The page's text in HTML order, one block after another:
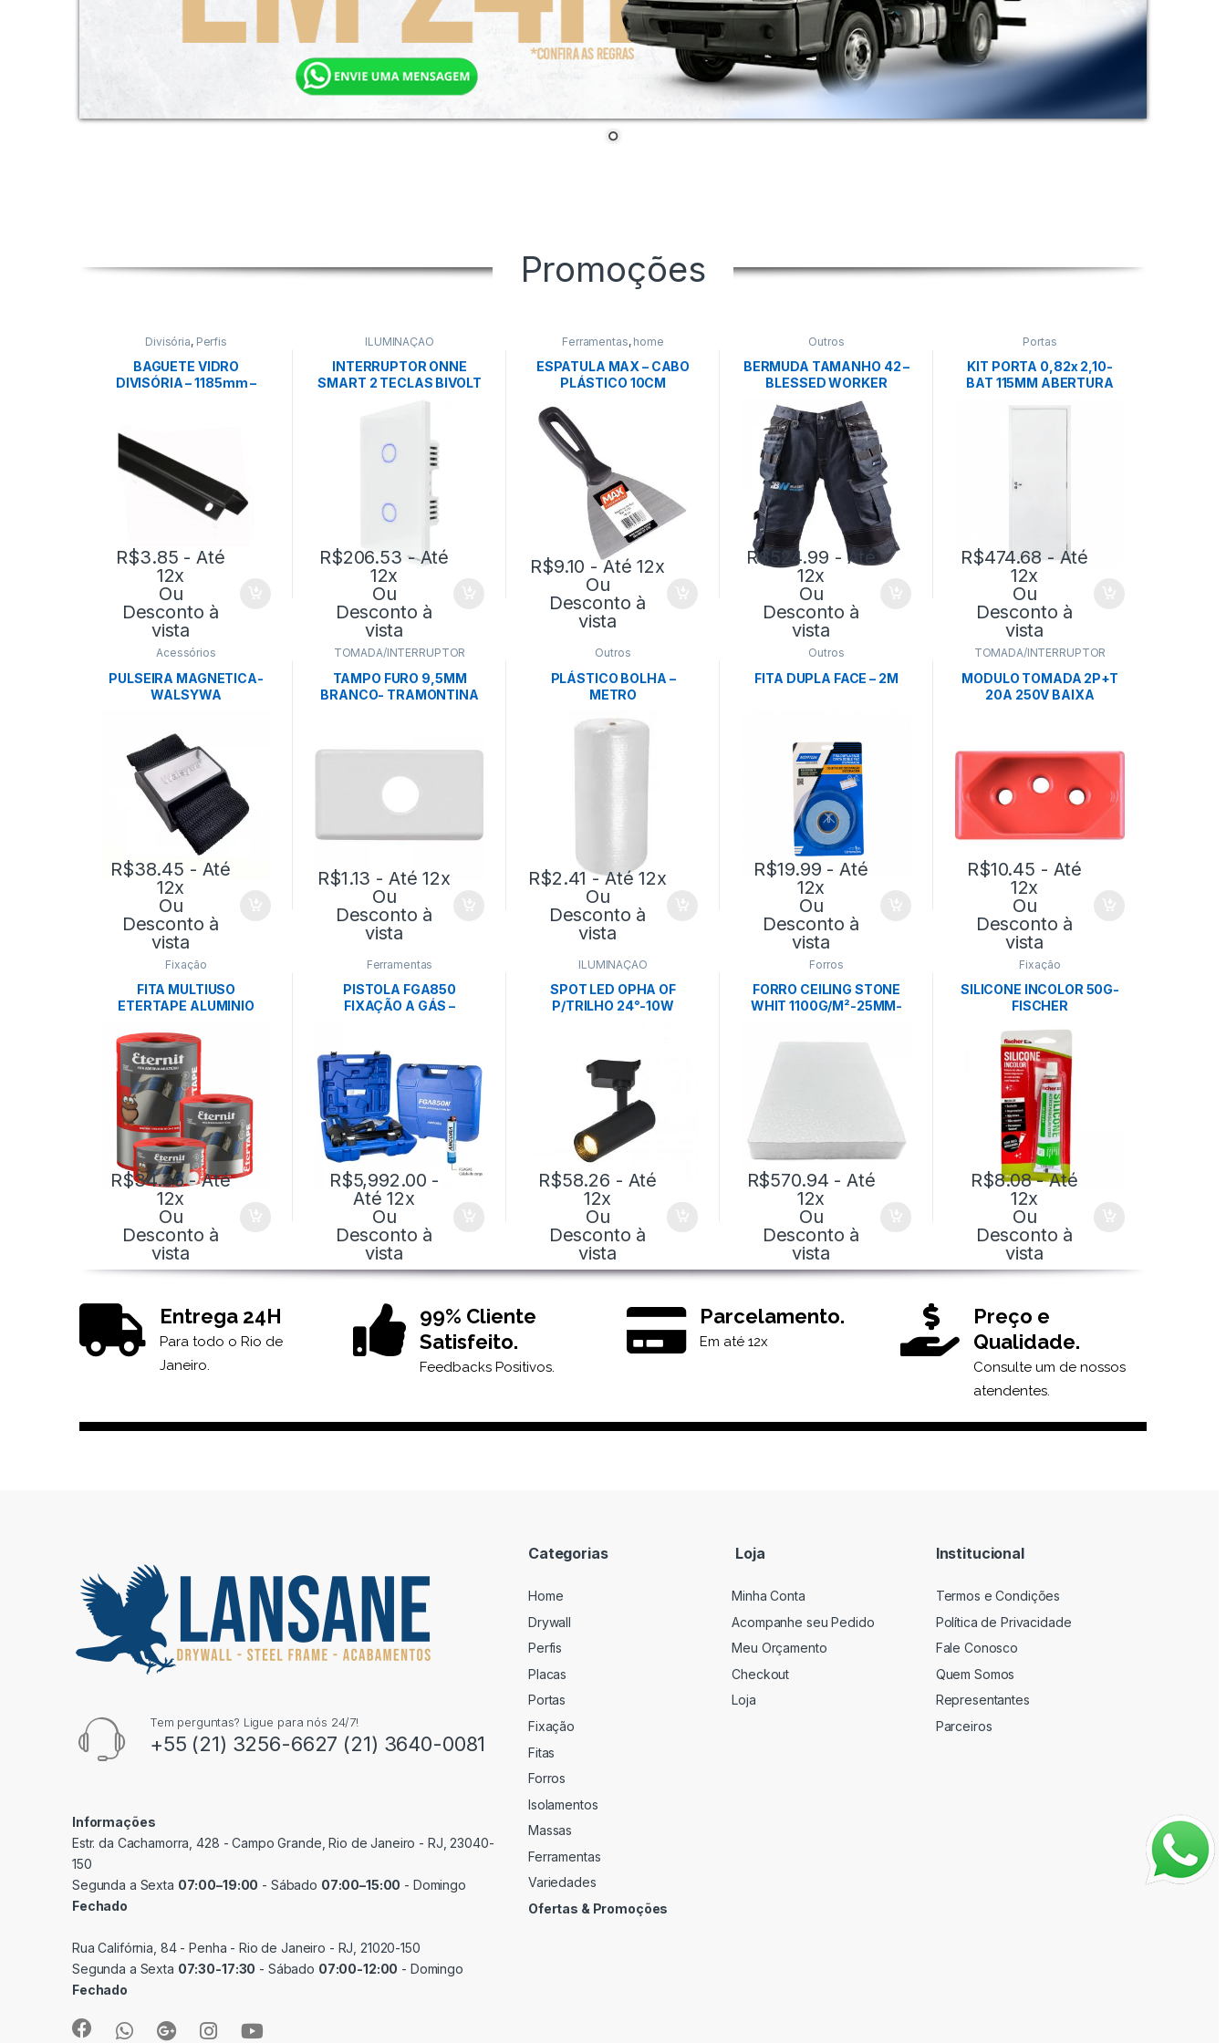
Promoções
Divisória, Perfis
BAGUETE VIDRO
DIVISÓRIA – 1185mm –
R$3.85 - Até
12x
Ou
Desconto à
vista
ILUMINAÇÃO
INTERRUPTOR ONNE
SMART 2 TECLAS BIVOLT
10A BRANCO –
R$206.53- Até
12x
Ou
Desconto à
vista
Ferramentas, home
ESPATULA MAX – CABO
PLÁSTICO 10CM
R$9.10 - Até 12x
Ou
Desconto à
vista
Outros
BERMUDA TAMANHO 42 –
BLESSED WORKER
R$524.99 - Até
12x
Ou
Desconto à
vista
Portas
KIT PORTA 0,82x 2,10-
BAT 115MM ABERTURA
R$474.68- Até
12x
Ou
Desconto à
vista
Acessórios
PULSEIRA MAGNETICA-
WALSYWA
R$38.45 - Até
12x
Ou
Desconto à
vista
TOMADA/INTERRUPTOR
TAMPO FURO 9,5MM
BRANCO- TRAMONTINA
R$1.13 - Até 12x
Ou
Desconto à
vista
Outros
PLÁSTICO BOLHA –
METRO
R$2.41- Até 12x
Ou
Desconto à
vista
Outros
FITA DUPLA FACE – 2M
R$19.99 - Até
12x
Ou
Desconto à
vista
TOMADA/INTERRUPTOR
MODULO TOMADA 2P+T
20A 250V BAIXA
R$10.45 - Até
12x
Ou
Desconto à
vista
Fixação
FITA MULTIUSO
ETERTAPE ALUMINIO
ETERNIT
R$34.36- Até
12x
Ou
Desconto à
vista
Ferramentas
PISTOLA FGA850
FIXAÇÃO A GÁS –
R$5,992.00 -
Até 12x
Ou
Desconto à
vista
ILUMINAÇÃO
SPOT LED OPHA OF
P/TRILHO 24°-10W
R$58.26 - Até
12x
Ou
Desconto à
vista
Forros
FORRO CEILING STONE
WHIT 1100G/M²-25MM-
ECOFIBER
R$570.94 - Até
12x
Ou
Desconto à
vista
Fixação
SILICONE INCOLOR 50G-
FISCHER
R$8.08- Até
12x
Ou
Desconto à
vista
Entrega 24H
Para todo o Rio de
Janeiro.
99% Cliente
Satisfeito.
Feedbacks Positivos.
Parcelamento.
Em até 12x
Preço e
Qualidade.
Consulte um de nossos
atendentes.
Tem perguntas? Ligue para nós 24/7!
+55 (21) 3256-6627 (21) 3640-0081
Informações
Estr. da Cachamorra, 428 - Campo Grande, Rio de Janeiro - RJ, 23040-
150
Segunda a Sexta 07:00–19:00 - Sábado 07:00–15:00 - Domingo
Fechado
Rua Califórnia, 84 - Penha - Rio de Janeiro - RJ, 21020-150
Segunda a Sexta 07:30-17:30 - Sábado 07:00-12:00 - Domingo
Fechado
Categorias
Home
Drywall
Perfis
Placas
Portas
Fixação
Fitas
Forros
Isolamentos
Massas
Ferramentas
Variedades
Ofertas & Promoções
Loja
Minha Conta
Acompanhe seu Pedido
Meu Orçamento
Checkout
Loja
Institucional
Termos e Condições
Política de Privacidade
Fale Conosco
Quem Somos
Representantes
Parceiros